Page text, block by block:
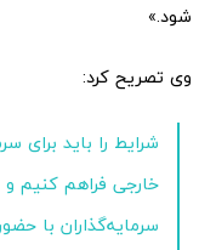
شود.»
وی تصریح کرد:
شرایط را باید برای
خارجی فراهم کنیم
سرمایه‌گذاران با